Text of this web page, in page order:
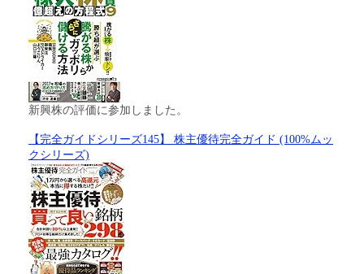
新興株の評価に参加しました。
【完全ガイドシリーズ145】 株主優待完全ガイド (100%ムッ
クシリーズ)